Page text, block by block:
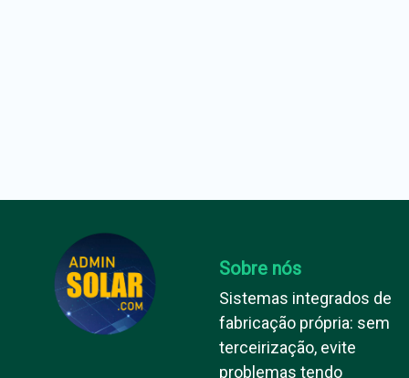
Sobre nós
Sistemas integrados de
fabricação própria: sem
terceirização, evite
problemas tendo